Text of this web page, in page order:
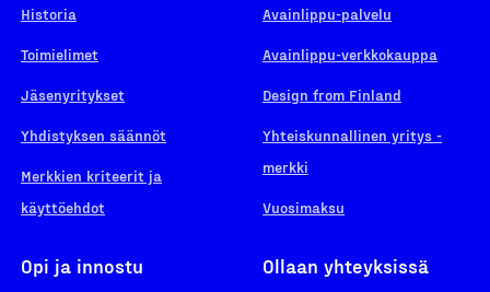
Historia
Toimielimet
Jäsenyritykset
Yhdistyksen säännöt
Merkkien kriteerit ja
käyttöehdot
Avainlippu-palvelu
Avainlippu-verkkokauppa
Design from Finland
Yhteiskunnallinen yritys -
merkki
Vuosimaksu
Opi ja innostu Ollaan yhteyksissä